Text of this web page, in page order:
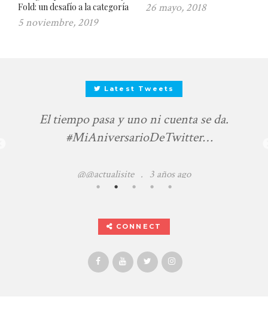
Fold: un desafío a la categoría
5 noviembre, 2019
26 mayo, 2018
Latest Tweets
El tiempo pasa y uno ni cuenta se da.
#MiAniversarioDeTwitter
@@actualisite . 3 años ago
CONNECT